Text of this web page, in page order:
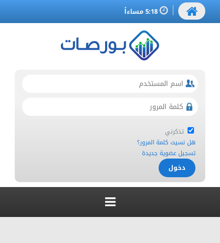
تذكرني
هل نسيت كلمة المرور؟
تسجيل عضوية جديدة
الرئيسية